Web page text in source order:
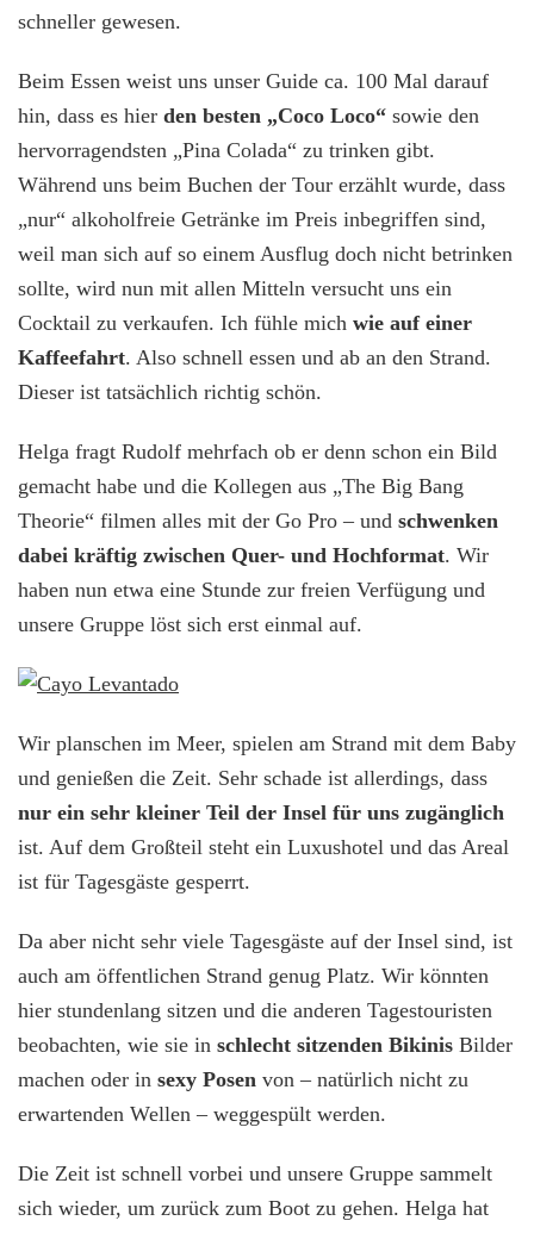
schneller gewesen.
Beim Essen weist uns unser Guide ca. 100 Mal darauf
hin, dass es hier den besten „Coco Loco“ sowie den
hervorragendsten „Pina Colada“ zu trinken gibt.
Während uns beim Buchen der Tour erzählt wurde, dass
„nur“ alkoholfreie Getränke im Preis inbegriffen sind,
weil man sich auf so einem Ausflug doch nicht betrinken
sollte, wird nun mit allen Mitteln versucht uns ein
Cocktail zu verkaufen. Ich fühle mich wie auf einer
Kaffeefahrt. Also schnell essen und ab an den Strand.
Dieser ist tatsächlich richtig schön.
Helga fragt Rudolf mehrfach ob er denn schon ein Bild
gemacht habe und die Kollegen aus „The Big Bang
Theorie“ filmen alles mit der Go Pro – und schwenken
dabei kräftig zwischen Quer- und Hochformat. Wir
haben nun etwa eine Stunde zur freien Verfügung und
unsere Gruppe löst sich erst einmal auf.
Wir planschen im Meer, spielen am Strand mit dem Baby
und genießen die Zeit. Sehr schade ist allerdings, dass
nur ein sehr kleiner Teil der Insel für uns zugänglich
ist. Auf dem Großteil steht ein Luxushotel und das Areal
ist für Tagesgäste gesperrt.
Da aber nicht sehr viele Tagesgäste auf der Insel sind, ist
auch am öffentlichen Strand genug Platz. Wir könnten
hier stundenlang sitzen und die anderen Tagestouristen
beobachten, wie sie in schlecht sitzenden Bikinis Bilder
machen oder in sexy Posen von – natürlich nicht zu
erwartenden Wellen – weggespült werden.
Die Zeit ist schnell vorbei und unsere Gruppe sammelt
sich wieder, um zurück zum Boot zu gehen. Helga hat